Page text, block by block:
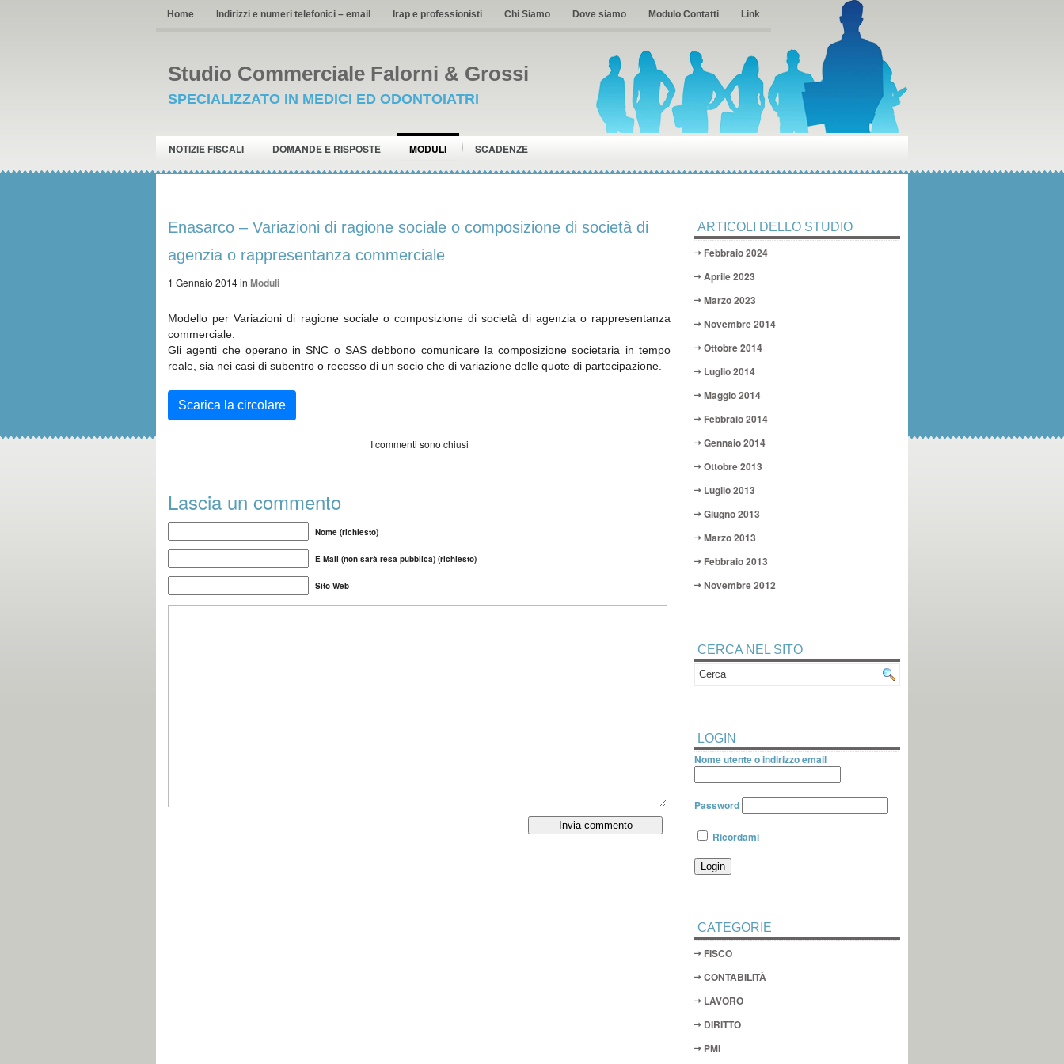
Home Indirizzi e numeri telefonici – email Irap e professionisti Chi Siamo Dove siamo Modulo Contatti Link
Studio Commerciale Falorni & Grossi
SPECIALIZZATO IN MEDICI ED ODONTOIATRI
NOTIZIE FISCALI DOMANDE E RISPOSTE MODULI SCADENZE
Enasarco – Variazioni di ragione sociale o composizione di società di
agenzia o rappresentanza commerciale
1 Gennaio 2014in Moduli
Modello per Variazioni di ragione sociale o composizione di società di agenzia o rappresentanza
commerciale.
Gli agenti che operano in SNC o SAS debbono comunicare la composizione societaria in tempo
reale, sia nei casi di subentro o recesso di un socio che di variazione delle quote di partecipazione.
Scarica la circolare
I commenti sono chiusi
Lascia un commento
Nome (richiesto)
E Mail (non sarà resa pubblica) (richiesto)
Sito Web
ARTICOLI DELLO STUDIO
Febbraio 2024
Aprile 2023
Marzo 2023
Novembre 2014
Ottobre 2014
Luglio 2014
Maggio 2014
Febbraio 2014
Gennaio 2014
Ottobre 2013
Luglio 2013
Giugno 2013
Marzo 2013
Febbraio 2013
Novembre 2012
CERCA NEL SITO
LOGIN
Nome utente o indirizzo email
Password
Ricordami
CATEGORIE
FISCO
CONTABILITÀ
LAVORO
DIRITTO
PMI